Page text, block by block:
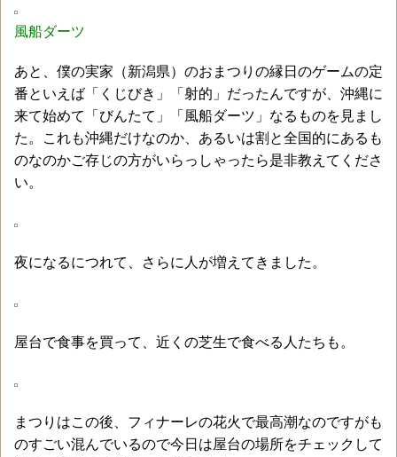
風船ダーツ
あと、僕の実家（新潟県）のおまつりの縁日のゲームの定
番といえば「くじびき」「射的」だったんですが、沖縄に
来て始めて「びんたて」「風船ダーツ」なるものを見まし
た。これも沖縄だけなのか、あるいは割と全国的にあるも
のなのかご存じの方がいらっしゃったら是非教えてくださ
い。
夜になるにつれて、さらに人が増えてきました。
屋台で食事を買って、近くの芝生で食べる人たちも。
まつりはこの後、フィナーレの花火で最高潮なのですがも
のすごい混んでいるので今日は屋台の場所をチェックして